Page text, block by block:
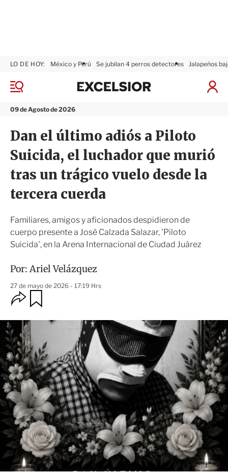
M
n
09 de Agosto de 2026
LO DE HOY: México y Perú Se jubilan 4 perros detectores Jalapeños
I
r
S
x
i
r
Dan el último adiós a Piloto
Suicida, el luchador que murió
tras un trágico vuelo desde la
tercera cuerda
Familiares, amigos y aficionados despidieron de
cuerpo presente a José Calzada Salazar, 'Piloto
Suicida', en la Arena Internacional de Ciudad Juárez
Por:Ariel Velázquez
27 de mayo de 2026 - 17:19 Hrs
O
p
i
o
n
e
s
d
e
c
o
m
p
a
r
t
i
r
r
a
r